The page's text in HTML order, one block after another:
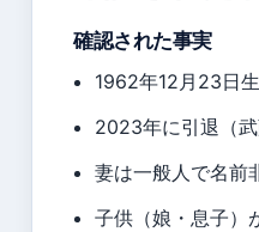
確認された事実
1962年12月23日
2023年に引退（武
妻は一般人で名前
子供（娘・息子）